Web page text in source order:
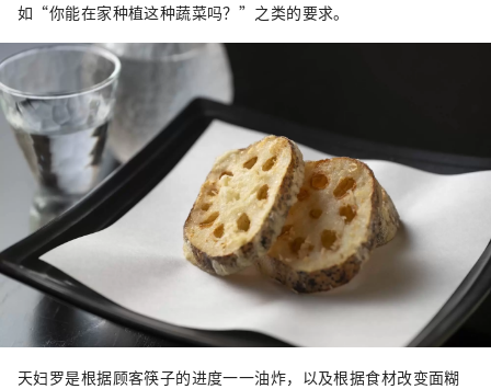
如“你能在家种植这种蔬菜吗？”之类的要求。
天妇罗是根据顾客筷子的进度一一油炸，以及根据食材改变面糊